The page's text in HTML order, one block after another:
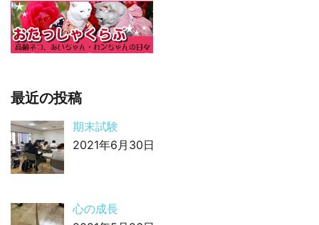
最近の投稿
期末試験
2021年6月30日
心の成長